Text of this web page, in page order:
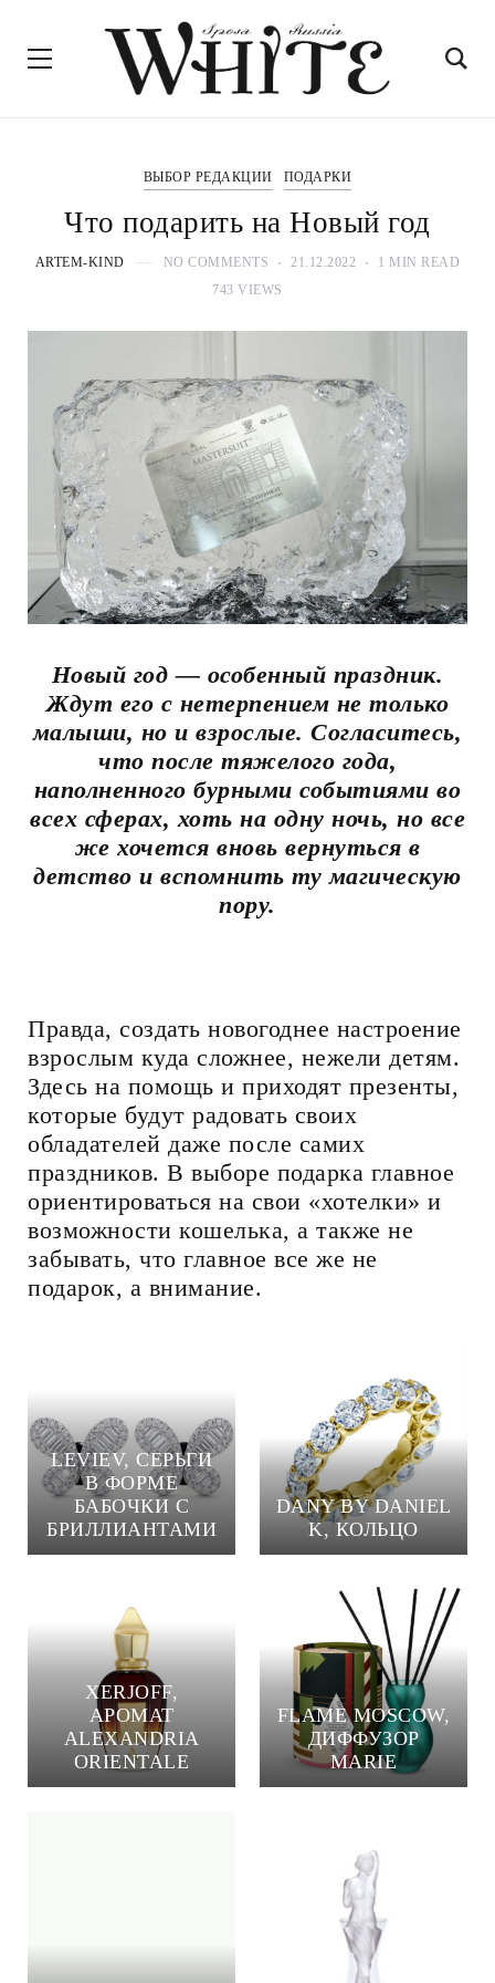
ВЫБОР РЕДАКЦИИ ПОДАРКИ
Что подарить на Новый год
ARTEM-KIND NO COMMENTS 21.12.2022
1 MIN READ
743 VIEWS
Новый год — особенный праздник.
Ждут его с нетерпением не только
малыши, но и взрослые. Согласитесь,
что после тяжелого года,
наполненного бурными событиями во
всех сферах, хоть на одну ночь, но все
же хочется вновь вернуться в
детство и вспомнить ту магическую
пору.
Правда, создать новогоднее настроение
взрослым куда сложнее, нежели детям.
Здесь на помощь и приходят презенты,
которые будут радовать своих
обладателей даже после самих
праздников. В выборе подарка главное
ориентироваться на свои «хотелки» и
возможности кошелька, а также не
забывать, что главное все же не
подарок, а внимание.
LEVIEV, СЕРЬГИ
В ФОРМЕ
БАБОЧКИ С
БРИЛЛИАНТАМИ
DANY BY DANIEL
K, КОЛЬЦО
XERJOFF,
АРОМАТ
ALEXANDRIA
ORIENTALE
FLAME MOSCOW,
ДИФФУЗОР
MARIE